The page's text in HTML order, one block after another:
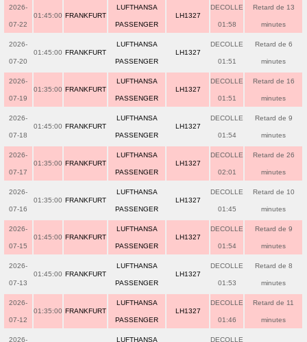
2026-
07-22
01:45:00 FRANKFURT
LUFTHANSA
PASSENGER
LH1327
DECOLLE
01:58
Retard de 13
minutes
2026-
07-20
01:45:00 FRANKFURT
LUFTHANSA
PASSENGER
LH1327
DECOLLE
01:51
Retard de 6
minutes
2026-
07-19
01:35:00 FRANKFURT
LUFTHANSA
PASSENGER
LH1327
DECOLLE
01:51
Retard de 16
minutes
2026-
07-18
01:45:00 FRANKFURT
LUFTHANSA
PASSENGER
LH1327
DECOLLE
01:54
Retard de 9
minutes
2026-
07-17
01:35:00 FRANKFURT
LUFTHANSA
PASSENGER
LH1327
DECOLLE
02:01
Retard de 26
minutes
2026-
07-16
01:35:00 FRANKFURT
LUFTHANSA
PASSENGER
LH1327
DECOLLE
01:45
Retard de 10
minutes
2026-
07-15
01:45:00 FRANKFURT
LUFTHANSA
PASSENGER
LH1327
DECOLLE
01:54
Retard de 9
minutes
2026-
07-13
01:45:00 FRANKFURT
LUFTHANSA
PASSENGER
LH1327
DECOLLE
01:53
Retard de 8
minutes
2026-
07-12
01:35:00 FRANKFURT
LUFTHANSA
PASSENGER
LH1327
DECOLLE
01:46
Retard de 11
minutes
2026- LUFTHANSA DECOLLE